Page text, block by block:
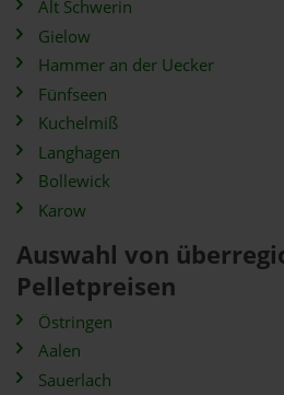
Alt Schwerin
Gielow
Hammer an der Uecker
Fünfseen
Kuchelmiß
Langhagen
Bollewick
Karow
Auswahl von
Pelletpreisen
Östringen
Aalen
Sauerlach